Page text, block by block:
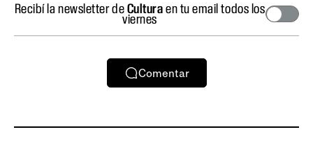
Recibí la newsletter deCulturaen tu email todos los
viernes
Comentar